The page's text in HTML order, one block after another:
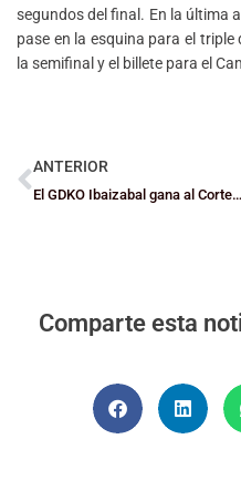
segundos del final. En la última
pase en la esquina para el triple
la semifinal y el billete para el
ANTERIOR
El GDKO Ibaizabal gana al Cortegada (59-57) y sigue soñando con la Fase
Comparte esta